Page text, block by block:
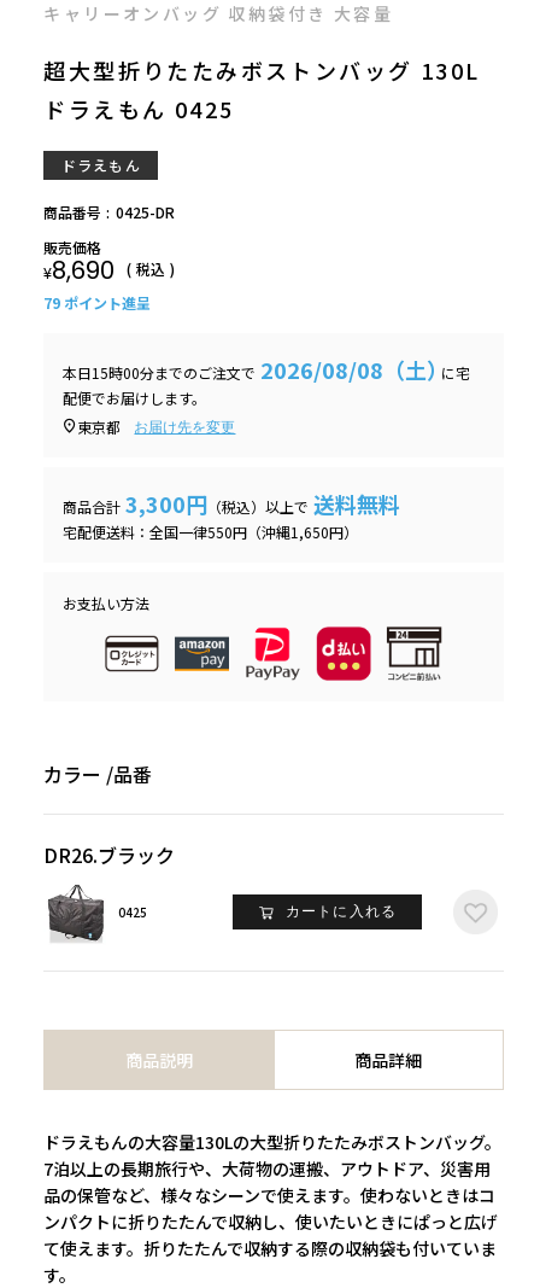
キャリーオンバッグ 収納袋付き 大容量
超大型折りたたみボストンバッグ 130L
ドラえもん 0425
ドラえもん
商品番号
0425-DR
販売価格
¥8,690
税込
79 ポイント進呈
本日15時00分までのご注文で 2026/08/08（土）に宅
配便でお届けします。
東京都
お届け先を変更
商品合計 3,300円 （税込）以上で 送料無料
宅配便送料：全国一律550円（沖縄1,650円）
お支払い方法
カラー 品番
DR26.ブラック
0425 カートに入れる
商品説明 商品詳細
ドラえもんの大容量130Lの大型折りたたみボストンバッグ。
7泊以上の長期旅行や、大荷物の運搬、アウトドア、災害用
品の保管など、様々なシーンで使えます。使わないときはコ
ンパクトに折りたたんで収納し、使いたいときにぱっと広げ
て使えます。折りたたんで収納する際の収納袋も付いていま
す。